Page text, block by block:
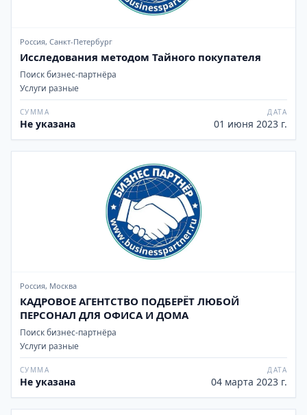
Россия, Санкт-Петербург
Исследования методом Тайного покупателя
Поиск бизнес-партнёра
Услуги разные
СУММА
Не указана
ДАТА
01 июня 2023 г.
Россия, Москва
КАДРОВОЕ АГЕНТСТВО ПОДБЕРЁТ ЛЮБОЙ
ПЕРСОНАЛ ДЛЯ ОФИСА И ДОМА
Поиск бизнес-партнёра
Услуги разные
СУММА
Не указана
ДАТА
04 марта 2023 г.